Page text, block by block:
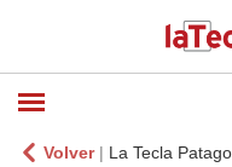
Volver| La Tecla